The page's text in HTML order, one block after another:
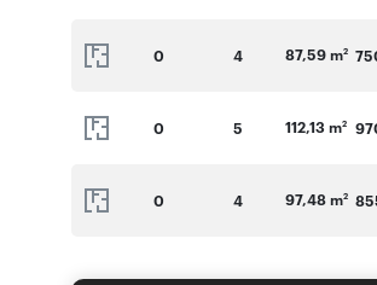
0 4 87,59 m2
0 5 112,13 m2
0 4 97,48 m2